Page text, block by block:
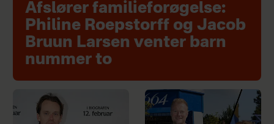
Afslører familieforøgelse:
Philine Roepstorff og Jacob
Bruun Larsen venter barn
nummer to